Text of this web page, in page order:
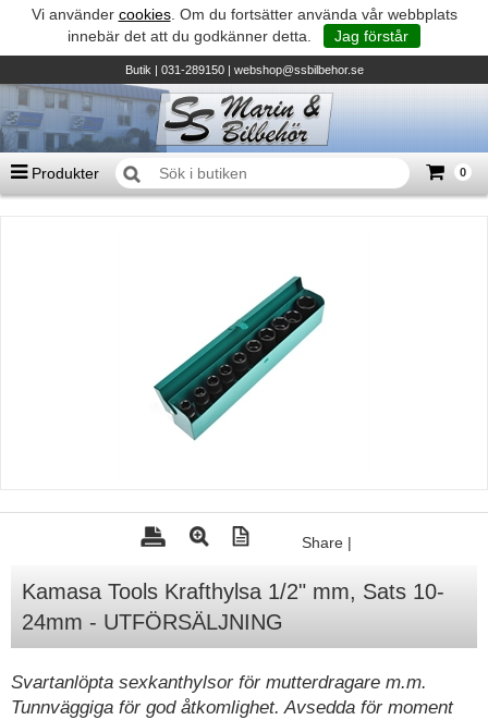
Vi använder cookies. Om du fortsätter använda vår webbplats
innebär det att du godkänner detta.
Jag förstår
Butik| 031-289150 | webshop@ssbilbehor.se
Produkter 0
TILL KASSAN
Suzumar - Gummibåtar
Honda - Utombordare
TK Trailer
Volvo Penta Servicedelar
Yamaha Servicedelar
Share |
Kamasa Tools Krafthylsa 1/2" mm, Sats 10-
24mm - UTFÖRSÄLJNING
Svartanlöpta sexkanthylsor för mutterdragare m.m.
Tunnväggiga för god åtkomlighet. Avsedda för moment